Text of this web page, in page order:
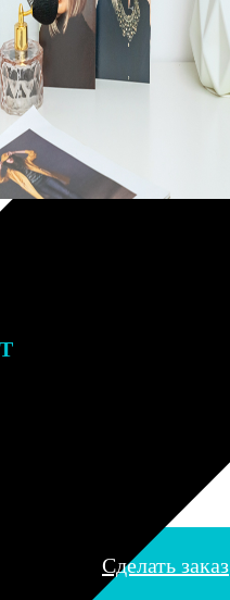
Сделать заказ